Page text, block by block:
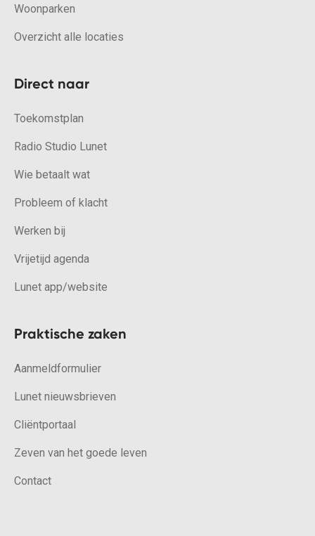
Woonparken
Overzicht alle locaties
Direct naar
Toekomstplan
Radio Studio Lunet
Wie betaalt wat
Probleem of klacht
Werken bij
Vrijetijd agenda
Lunet app/website
Praktische zaken
Aanmeldformulier
Lunet nieuwsbrieven
Cliëntportaal
Zeven van het goede leven
Contact